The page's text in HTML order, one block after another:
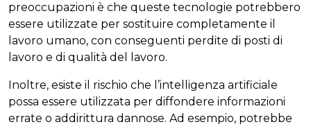
preoccupazioni è che queste tecnologie potrebbero
essere utilizzate per sostituire completamente il
lavoro umano, con conseguenti perdite di posti di
lavoro e di qualità del lavoro.
Inoltre, esiste il rischio che l’intelligenza artificiale
possa essere utilizzata per diffondere informazioni
errate o addirittura dannose. Ad esempio, potrebbe